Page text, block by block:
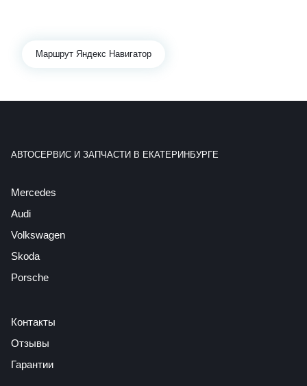
Маршрут Яндекс Навигатор
АВТОСЕРВИС И ЗАПЧАСТИ В ЕКАТЕРИНБУРГЕ
Mercedes
Audi
Volkswagen
Skoda
Porsche
Контакты
Отзывы
Гарантии